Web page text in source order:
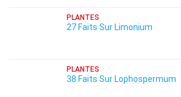
PLANTES
27 Faits Sur Limonium
PLANTES
38 Faits Sur Lophospermum